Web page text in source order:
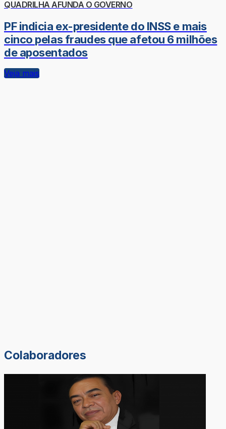
QUADRILHA AFUNDA O GOVERNO
PF indicia ex-presidente do INSS e mais
cinco pelas fraudes que afetou 6 milhões
de aposentados
Veja mais
Colaboradores